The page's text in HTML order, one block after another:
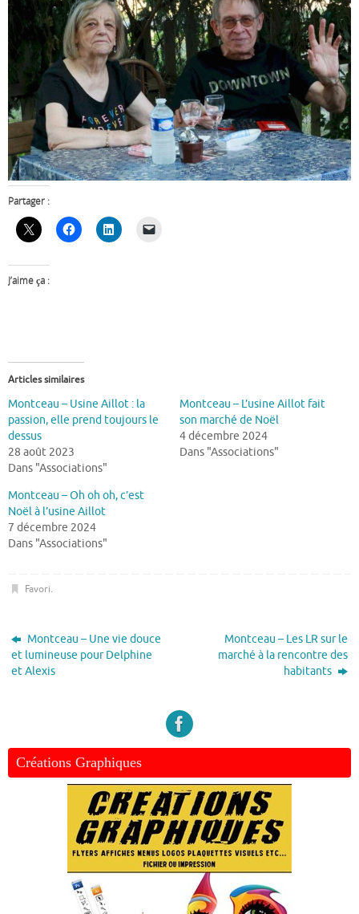
Partager :
J’aime ça :
Articles similaires
Montceau – Usine Aillot : la
passion, elle prend toujours le
dessus
28 août 2023
Dans "Associations"
Montceau – L’usine Aillot fait
son marché de Noël
4 décembre 2024
Dans "Associations"
Montceau – Oh oh oh, c’est
Noël à l’usine Aillot
7 décembre 2024
Dans "Associations"
Favori.
Montceau – Une vie douce
et lumineuse pour Delphine
et Alexis
Montceau – Les LR sur le
marché à la rencontre des
habitants
Créations Graphiques